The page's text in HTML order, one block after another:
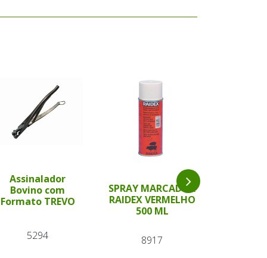
Assinalador
Bovino com
Formato TREVO
5294
SPRAY MARCADOR
RAIDEX VERMELHO
500 ML
8917